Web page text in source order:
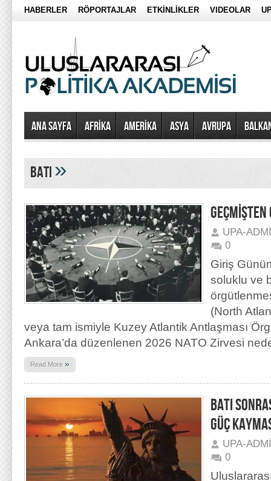
HABERLER RÖPORTAJLAR ETKİNLİKLER VIDEOLAR
Ana Sayfa AFRİKA AMERİKA ASYA AVRUPA
batı»
UPA-
0
Giriş
soluklu ve
(North
veya tam ismiyle Kuzey Atlantik Antlaşması
Ankara’da düzenlenen 2026 NATO Zirvesi
Read More »
BATI
GÜÇ
UPA-
0